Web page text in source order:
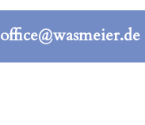
office@wasmeier.de